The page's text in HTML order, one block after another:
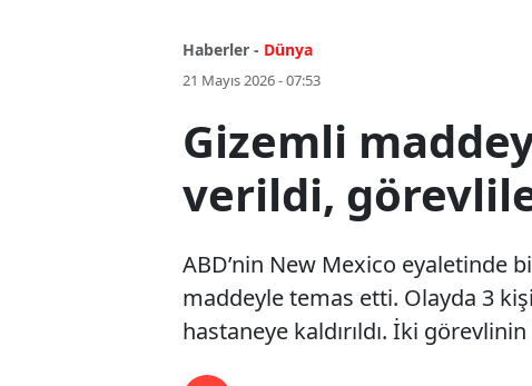
Haberler - Dünya
21 Mayıs 2026 - 07:53
Gizemli
verildi,
ABD’nin New Mexico eyaletinde
maddeyle temas etti. Olayda 3
hastaneye kaldırıldı. İki